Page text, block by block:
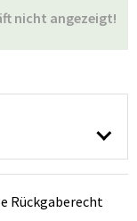
nicht angezeigt!
Rückgaberecht